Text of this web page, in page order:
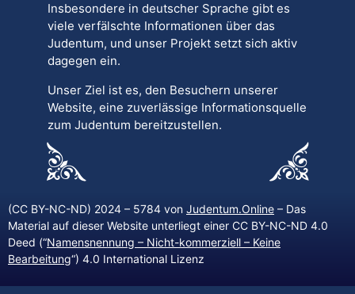
Insbesondere in deutscher Sprache gibt es
viele verfälschte Informationen über das
Judentum, und unser Projekt setzt sich aktiv
dagegen ein.
Unser Ziel ist es, den Besuchern unserer
Website, eine zuverlässige Informationsquelle
zum Judentum bereitzustellen.
(CC BY-NC-ND) 2024 – 5784 von Judentum.Online – Das
Material auf dieser Website unterliegt einer CC BY-NC-ND 4.0
Deed (“Namensnennung – Nicht-kommerziell – Keine
Bearbeitung“) 4.0 International Lizenz